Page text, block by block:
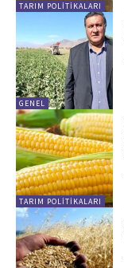
TARIM POLITIKALARI
GENEL
TARIM POLITIKALARI